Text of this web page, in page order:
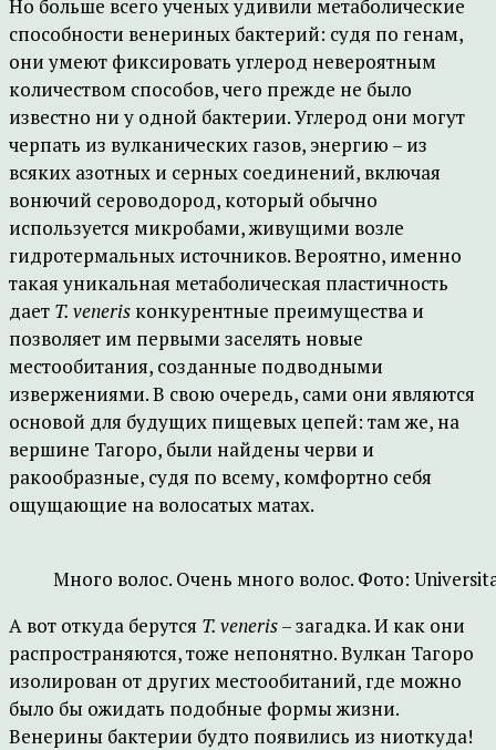
Но больше всего ученых удивили метаболические
способности венериных бактерий: судя по генам,
они умеют фиксировать углерод невероятным
количеством способов, чего прежде не было
известно ни у одной бактерии. Углерод они могут
черпать из вулканических газов, энергию – из
всяких азотных и серных соединений, включая
вонючий сероводород, который обычно
используется микробами, живущими возле
гидротермальных источников. Вероятно, именно
такая уникальная метаболическая пластичность
дает T. veneris конкурентные преимущества и
позволяет им первыми заселять новые
местообитания, созданные подводными
извержениями. В свою очередь, сами они являются
основой для будущих пищевых цепей: там же, на
вершине Тагоро, были найдены черви и
ракообразные, судя по всему, комфортно себя
ощущающие на волосатых матах.
Много волос. Очень много волос. Фото:
А вот откуда берутся T. veneris– загадка. И как они
распространяются, тоже непонятно. Вулкан Тагоро
изолирован от других местообитаний, где можно
было бы ожидать подобные формы жизни.
Венерины бактерии будто появились из ниоткуда!